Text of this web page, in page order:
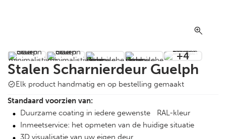
+4
Stalen Scharnierdeur Guelph
Elk product handmatig en op bestelling gemaakt
Standaard voorzien van:
Duurzame coating in iedere gewenste RAL-kleur
Inmeetservice: het opmeten van de huidige situatie
3D visualisatie van uw eigen deur